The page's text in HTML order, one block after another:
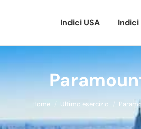
Indici USA Indici
Tu sei
Home Ultimo esercizio